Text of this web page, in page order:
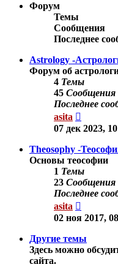
Форум
Темы
Сообщения
Последнее
Astrology -
Форум об
4 Темы
45 Сообщения
Последнее
asita
к
07 дек 2023,
Theosophy -
Основы теософии
1 Темы
23 Сообщения
Последнее
asita
к
02 ноя 2017,
Другие темы
Здесь можно
сайта.